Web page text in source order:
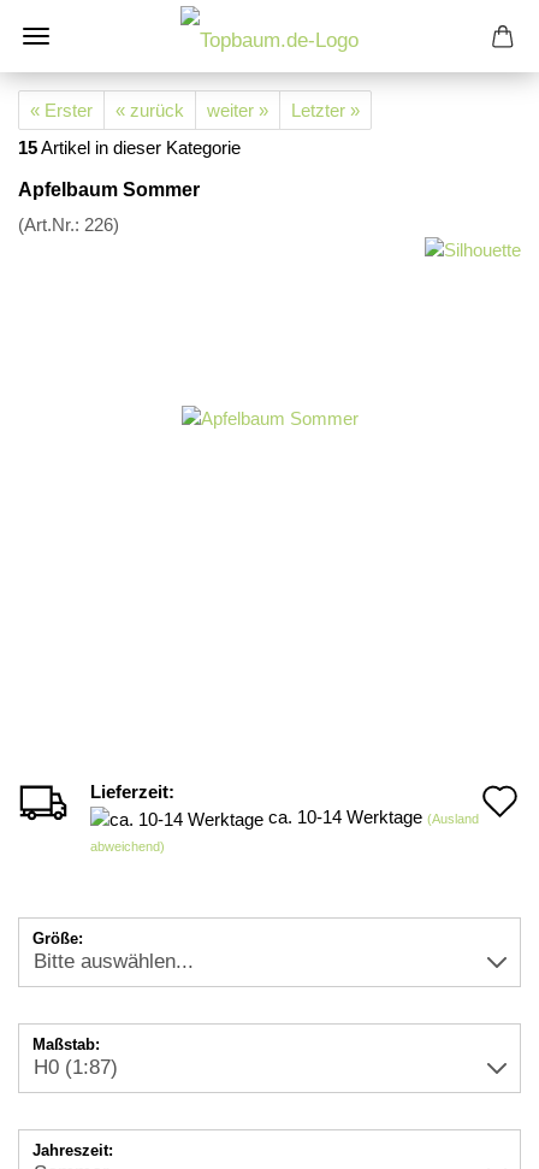
« Erster « zurück weiter »
Letzter »
15Artikel in dieser Kategorie
Apfelbaum Sommer
(Art.Nr.: 226)
Lieferzeit:
ca. 10-14 Werktage (Ausland
abweichend)
Größe:
Maßstab:
Jahreszeit: